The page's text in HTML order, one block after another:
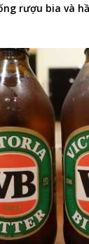
rượu bia và